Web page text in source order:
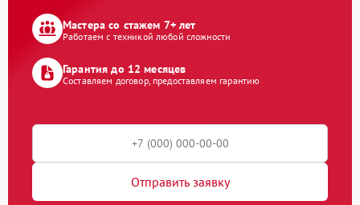
Мастера со стажем 7+ лет
Работаем с техникой любой сложности
Гарантия до 12 месяцев
Составляем договор, предоставляем гарантию
Отправить заявку